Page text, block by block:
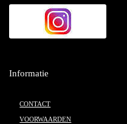
Informatie
CONTACT
VOORWAARDEN